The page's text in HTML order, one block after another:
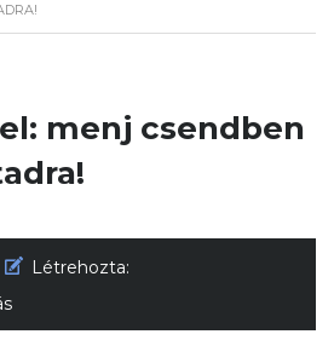
menj csendben
Létrehozta: